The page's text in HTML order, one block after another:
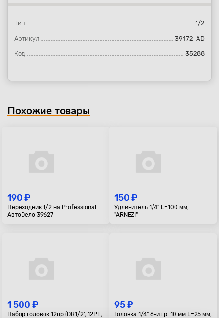
Тип 1/2
Артикул 39172-AD
Код 35288
Похожие товары
190 ₽
Переходник 1/2 на Professional
АвтоDело 39627
150 ₽
Удлинитель 1/4" L=100 мм,
"ARNEZI"
1 500 ₽
Набор головок 12пр (DR1/2', 12РТ,
95 ₽
Головка 1/4" 6-и гр. 10 мм L=25 мм,